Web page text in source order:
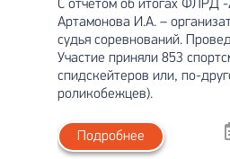
С отчетом об итогах ФЛРД -
Артамонова И.А. –
судья соревнований.
Участие приняли 853
спидскейтеров или, по-
роликобежцев).
Подробнее